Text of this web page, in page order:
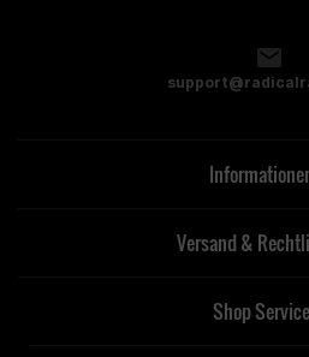
Versand &
Shop Service